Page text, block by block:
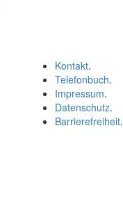
Kontakt.
Telefonbuch.
Impressum.
Datenschutz.
Barrierefreiheit.